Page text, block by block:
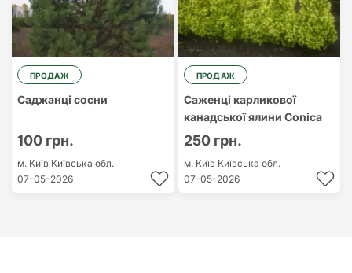
ПРОДАЖ
Саджанці сосни
100 грн.
м. Київ Київська обл.
07-05-2026
ПРОДАЖ
Саженці карликової
канадської ялини Conica
250 грн.
м. Київ Київська обл.
07-05-2026